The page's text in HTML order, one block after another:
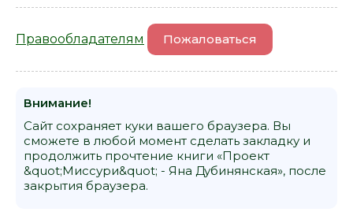
Правообладателям Пожаловаться
Внимание!
Сайт сохраняет куки вашего браузера. Вы
сможете в любой момент сделать закладку и
продолжить прочтение книги «Проект
&quot;Миссури&quot; - Яна Дубинянская», после
закрытия браузера.